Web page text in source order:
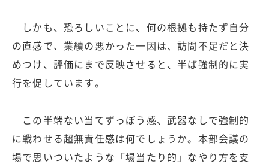
しかも、恐ろしいことに、何の根拠も持たず自分
の直感で、業績の悪かった一因は、訪問不足だと決
めつけ、評価にまで反映させると、半ば強制的に実
行を促しています。
この半端ない当てずっぽう感、武器なしで強制的
に戦わせる超無責任感は何でしょうか。本部会議の
場で思いついたような「場当たり的」なやり方を支